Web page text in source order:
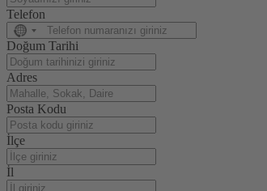
Telefon
No
country
selected
Doğum Tarihi
Adres
Posta Kodu
İlçe
İl